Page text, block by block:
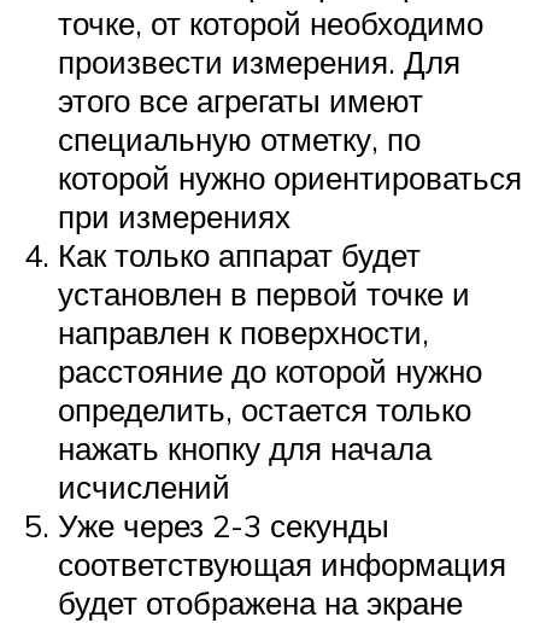
точке, от которой необходимо
произвести измерения. Для
этого все агрегаты имеют
специальную отметку, по
которой нужно ориентироваться
при измерениях
Как только аппарат будет
установлен в первой точке и
направлен к поверхности,
расстояние до которой нужно
определить, остается только
нажать кнопку для начала
исчислений
Уже через 2-3 секунды
соответствующая информация
будет отображена на экране